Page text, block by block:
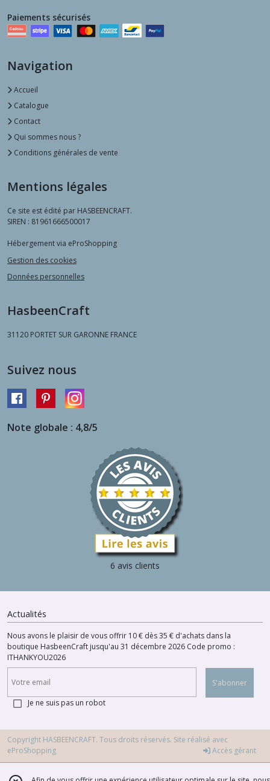
Paiements sécurisés
Navigation
Accueil
Catalogue
Contact
Qui sommes nous ?
Conditions générales de vente
Mentions légales
Ce site est édité par HASBEENCRAFT.
SIREN : 81961666500017
Hébergement via eProShopping
Gestion des cookies
Données personnelles
HasbeenCraft
31120 PORTET SUR GARONNE FRANCE
Suivez nous
Note globale : 4,8/5
6 avis clients
Actualités
Nous avons le plaisir de vous offrir 10 € dès 35 € d'achats dans la
boutique HasbeenCraft jusqu'au 31 décembre 2026 Code promo :
ITHANKYOU2026
S'abonner
Je ne suis pas un robot
Copyright HASBEENCRAFT. Tous droits réservés. Site réalisé avec
eProShopping
Accès gérant